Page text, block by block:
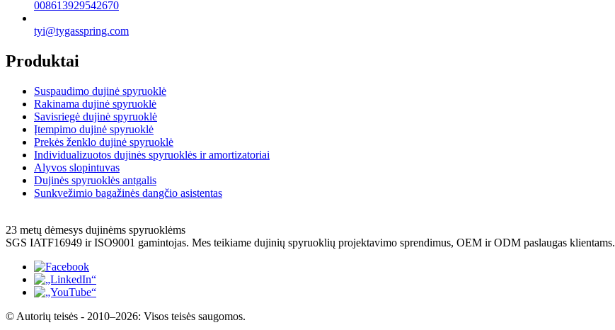
008613929542670
tyi@tygasspring.com
Produktai
Suspaudimo dujinė spyruoklė
Rakinama dujinė spyruoklė
Savisriegė dujinė spyruoklė
Įtempimo dujinė spyruoklė
Prekės ženklo dujinė spyruoklė
Individualizuotos dujinės spyruoklės ir amortizatoriai
Alyvos slopintuvas
Dujinės spyruoklės antgalis
Sunkvežimio bagažinės dangčio asistentas
23 metų dėmesys dujinėms spyruoklėms
SGS IATF16949 ir ​​ISO9001 gamintojas. Mes teikiame dujinių spyruoklių projektavimo sprendimus, OEM ir ODM paslaugas klientams.
© Autorių teisės - 2010–2026: Visos teisės saugomos.